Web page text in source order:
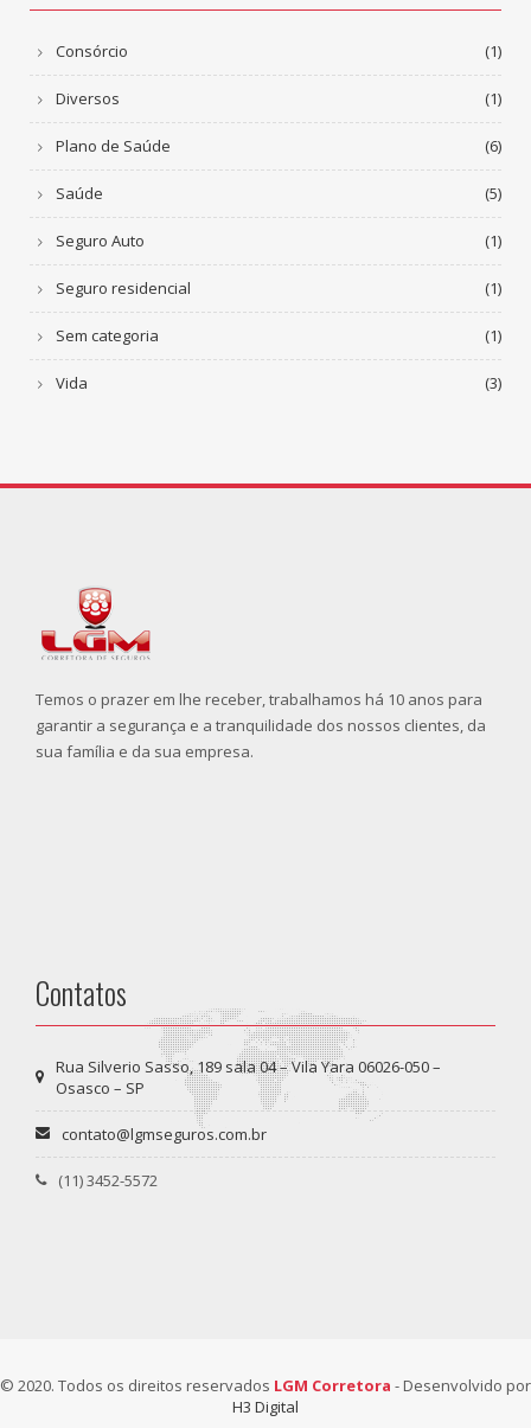
Consórcio (1)
Diversos (1)
Plano de Saúde (6)
Saúde (5)
Seguro Auto (1)
Seguro residencial (1)
Sem categoria (1)
Vida (3)
Temos o prazer em lhe receber, trabalhamos há 10 anos para
garantir a segurança e a tranquilidade dos nossos clientes, da
sua família e da sua empresa.
Contatos
Rua Silverio Sasso, 189 sala 04 – Vila Yara 06026-050 –
Osasco – SP
contato@lgmseguros.com.br
(11) 3452-5572
© 2020. Todos os direitos reservados LGM Corretora - Desenvolvido por
H3 Digital